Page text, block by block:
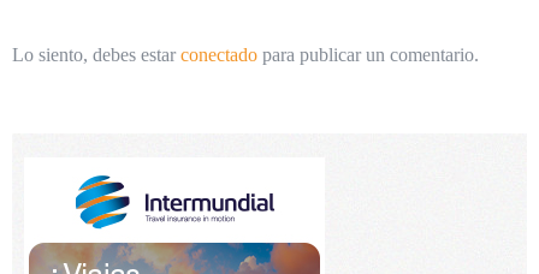
Lo siento, debes estar conectado para publicar un comentario.